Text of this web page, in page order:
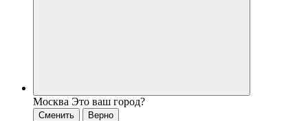
Москва Это ваш город?
Сменить Верно